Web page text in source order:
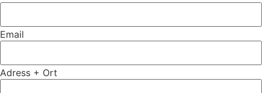
Email
Adress + Ort